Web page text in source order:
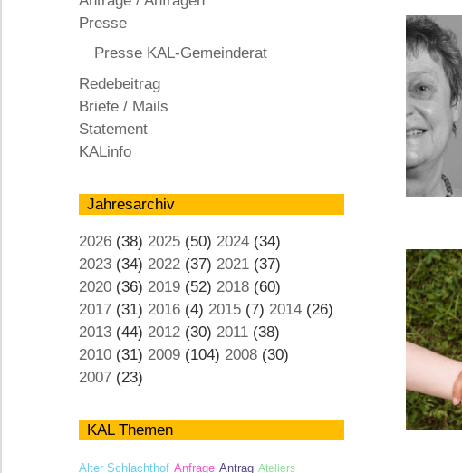
KAL
Presse
Presse KAL-Gemeinderat
Redebeitrag
Briefe / Mails
Statement
KALinfo
Jahresarchiv
2026 (38) 2025 (50) 2024 (34)
2023 (34) 2022 (37) 2021 (37)
2020 (36) 2019 (52) 2018 (60)
2017 (31) 2016 (4) 2015 (7) 2014 (26)
2013 (44) 2012 (30) 2011 (38)
2010 (31) 2009 (104) 2008 (30)
2007 (23)
KAL Themen
Alter Schlachthof Anfrage Antrag Ateliers